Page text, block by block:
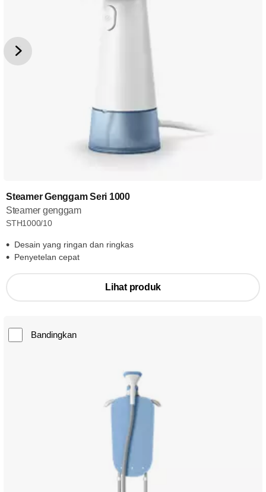
Steamer Genggam Seri 1000
Steamer genggam
STH1000/10
Desain yang ringan dan ringkas
Penyetelan cepat
Lihat produk
Bandingkan